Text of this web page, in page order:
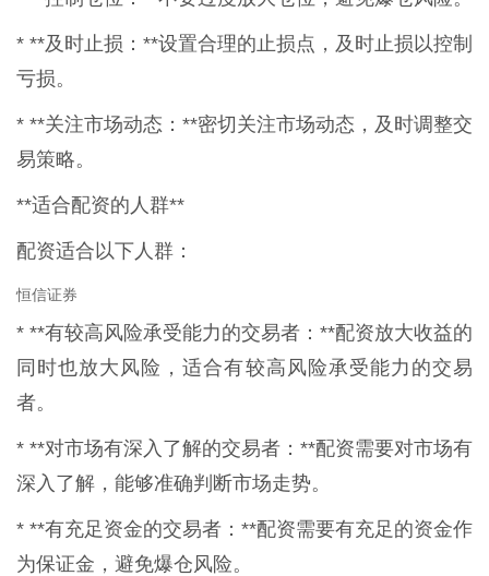
* **及时止损：**设置合理的止损点，及时止损以控制
亏损。
* **关注市场动态：**密切关注市场动态，及时调整交
易策略。
**适合配资的人群**
配资适合以下人群：
恒信证券
* **有较高风险承受能力的交易者：**配资放大收益的
同时也放大风险，适合有较高风险承受能力的交易
者。
* **对市场有深入了解的交易者：**配资需要对市场有
深入了解，能够准确判断市场走势。
* **有充足资金的交易者：**配资需要有充足的资金作
为保证金，避免爆仓风险。